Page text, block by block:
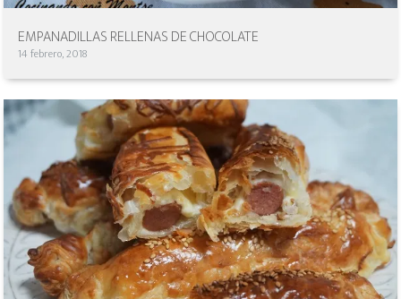
EMPANADILLAS RELLENAS DE CHOCOLATE
14 febrero, 2018